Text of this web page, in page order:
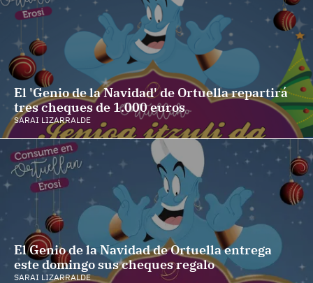
El 'Genio de la Navidad' de Ortuella repartirá
tres cheques de 1.000 euros
SARAI LIZARRALDE
El Genio de la Navidad de Ortuella entrega
este domingo sus cheques regalo
SARAI LIZARRALDE